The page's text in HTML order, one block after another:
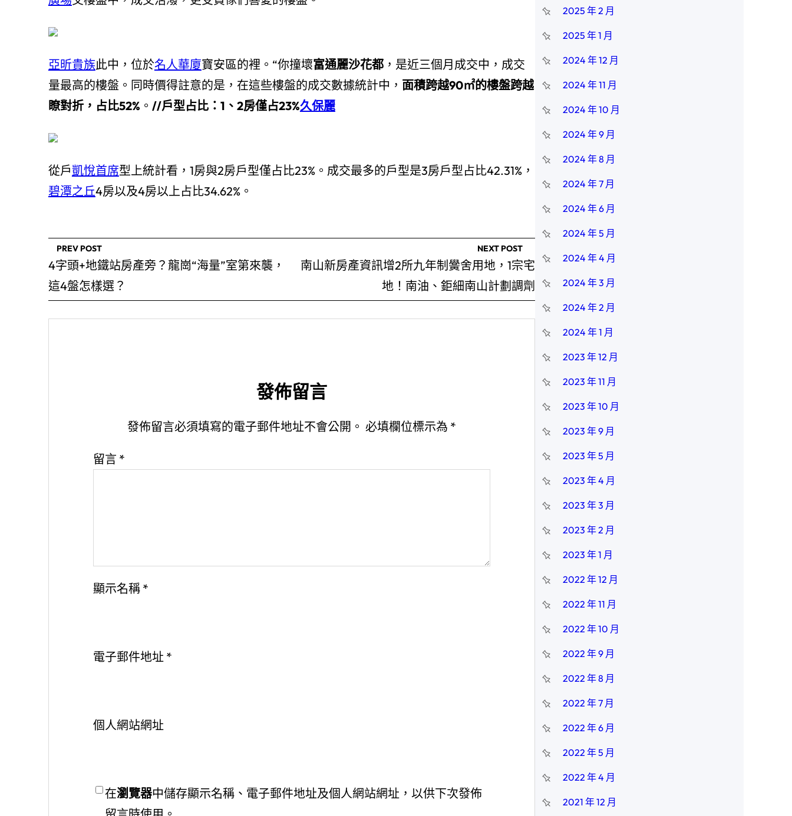
亞昕貴族此中，位於名人華廈寶安區的裡。“你撞壞富通麗沙花都，是近三個月成交中，成交
量最高的樓盤。同時價得註意的是，在這些樓盤的成交數據統計中， 面積跨越90㎡的樓盤跨越
瞭對折，占比52% 。 //戶型占比：1、2房僅占23%久保麗
從戶凱悅首席型上統計看，1房與2房戶型僅占比23%。成交最多的戶型是3房戶型占比42.31%，
碧潭之丘4房以及4房以上占比34.62%。
PREV POST
4字頭+地鐵站房產旁？龍崗“海量”室第來襲，
這4盤怎樣選？
NEXT POST
南山新房產資訊增2所九年制黌舍用地，1宗宅
地！南油、鉅細南山計劃調劑
發佈留言
發佈留言必須填寫的電子郵件地址不會公開。 必填欄位標示為 *
留言 *
顯示名稱 *
電子郵件地址 *
個人網站網址
在瀏覽器中儲存顯示名稱、電子郵件地址及個人網站網址，以供下次發佈
2025 年 2 月
2025 年 1 月
2024 年 12 月
2024 年 11 月
2024 年 10 月
2024 年 9 月
2024 年 8 月
2024 年 7 月
2024 年 6 月
2024 年 5 月
2024 年 4 月
2024 年 3 月
2024 年 2 月
2024 年 1 月
2023 年 12 月
2023 年 11 月
2023 年 10 月
2023 年 9 月
2023 年 5 月
2023 年 4 月
2023 年 3 月
2023 年 2 月
2023 年 1 月
2022 年 12 月
2022 年 11 月
2022 年 10 月
2022 年 9 月
2022 年 8 月
2022 年 7 月
2022 年 6 月
2022 年 5 月
2022 年 4 月
2021 年 12 月